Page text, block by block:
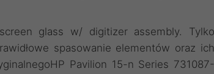
glass w/ digitizer assembly. Tylko
spasowanie elementów oraz ich
Pavilion 15-n Series 731087-